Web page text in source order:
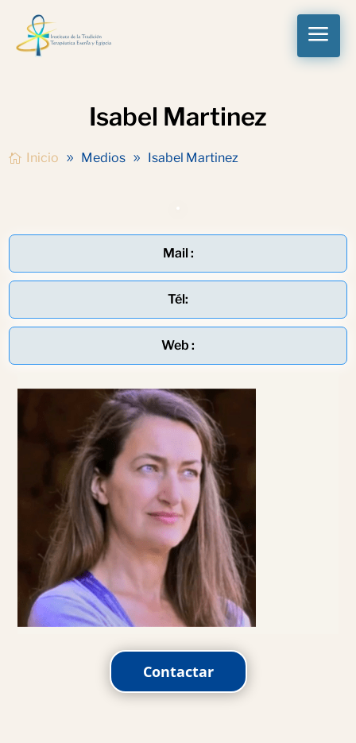
a
Isabel Martinez
Inicio Medios Isabel Martinez
Mail :
Tél:
Web :
Contactar